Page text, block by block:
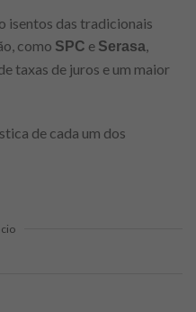
isentos das tradicionais
como SPC e Serasa
taxas de juros e um maior
de cada um dos